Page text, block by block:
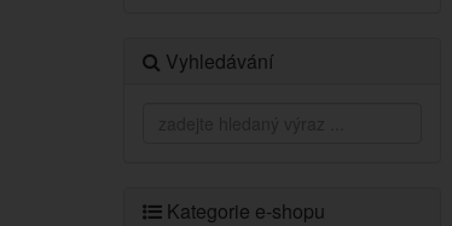
Vyhledávání
Kategorie e-shopu